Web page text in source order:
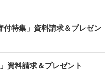
特集」資料請求＆プレゼン
資料請求＆プレゼント